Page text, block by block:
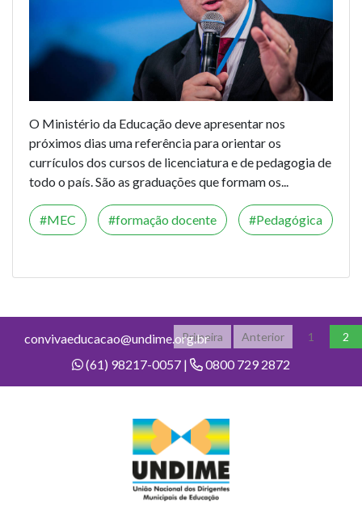
O Ministério da Educação deve apresentar nos
próximos dias uma referência para orientar os
currículos dos cursos de licenciatura e de pedagogia de
todo o país. São as graduações que formam os...
MEC formação docente Pedagógica
Primeira Anterior 1 2
convivaeducacao@undime.org.br
(61) 98217-0057 |
0800 729 2872